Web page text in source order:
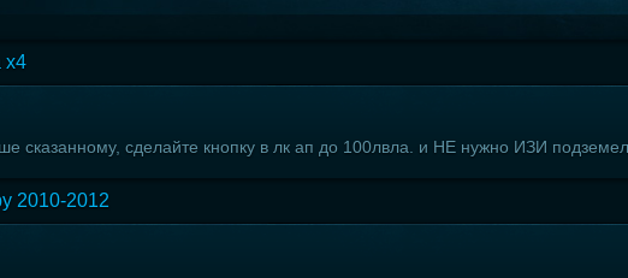
х4
сказанному, сделайте кнопку в лк ап до 100лвла. и НЕ нужно ИЗИ
2010-2012